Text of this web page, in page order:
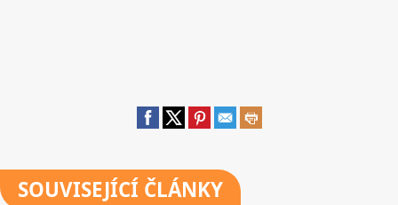
SOUVISEJÍCÍ ČLÁNKY